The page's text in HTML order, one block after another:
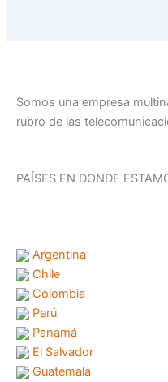
Somos una empresa
rubro de las
PAÍSES EN DONDE
Argentina
Chile
Colombia
Perú
Panamá
El Salvador
Guatemala